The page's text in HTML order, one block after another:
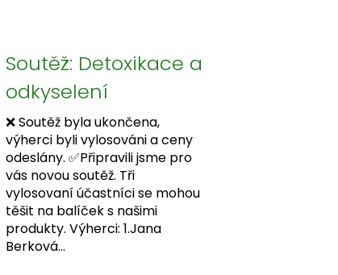
Soutěž: Detoxikace a
odkyselení
❌ Soutěž byla ukončena,
výherci byli vylosováni a ceny
odeslány. ✅Připravili jsme pro
vás novou soutěž. Tři
vylosovaní účastníci se mohou
těšit na balíček s našimi
produkty. Výherci: 1.Jana
Berková...